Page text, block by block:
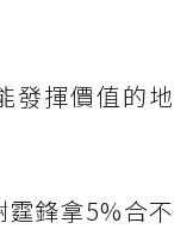
發揮價值的地
鋒拿5%合不